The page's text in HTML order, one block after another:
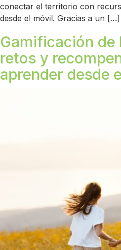
conectar el territorio con
desde el móvil. Gracias a un […]
Gamificación de
retos y
aprender desde